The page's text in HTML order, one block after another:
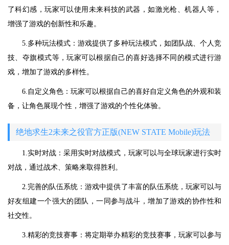
了科幻感，玩家可以使用未来科技的武器，如激光枪、机器人等，
增强了游戏的创新性和乐趣。
5.多种玩法模式：游戏提供了多种玩法模式，如团队战、个人竞
技、夺旗模式等，玩家可以根据自己的喜好选择不同的模式进行游
戏，增加了游戏的多样性。
6.自定义角色：玩家可以根据自己的喜好自定义角色的外观和装
备，让角色展现个性，增强了游戏的个性化体验。
绝地求生2未来之役官方正版(NEW STATE Mobile)玩法
1.实时对战：采用实时对战模式，玩家可以与全球玩家进行实时
对战，通过战术、策略来取得胜利。
2.完善的队伍系统：游戏中提供了丰富的队伍系统，玩家可以与
好友组建一个强大的团队，一同参与战斗，增加了游戏的协作性和
社交性。
3.精彩的竞技赛事：将定期举办精彩的竞技赛事，玩家可以参与